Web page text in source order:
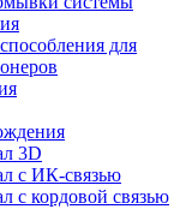
для
3D
с ИК-связью
с кордовой связью